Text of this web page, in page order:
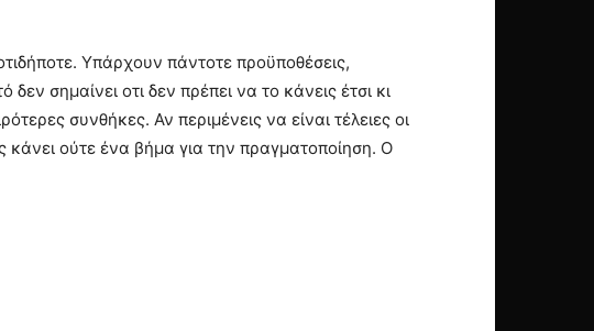
Υπάρχουν πάντοτε προϋποθέσεις,
σημαίνει οτι δεν πρέπει να το κάνεις έτσι κι
συνθήκες. Αν περιμένεις να είναι τέλειες οι
κάνει ούτε ένα βήμα για την πραγματοποίηση. Ο